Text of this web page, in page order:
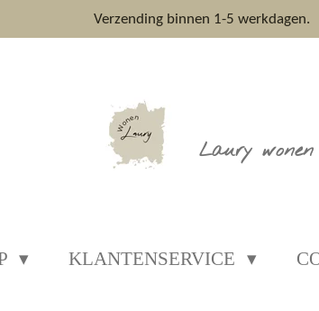
Verzending binnen 1-5 werkdagen.
Laury wonen
KLANTENSERVICE